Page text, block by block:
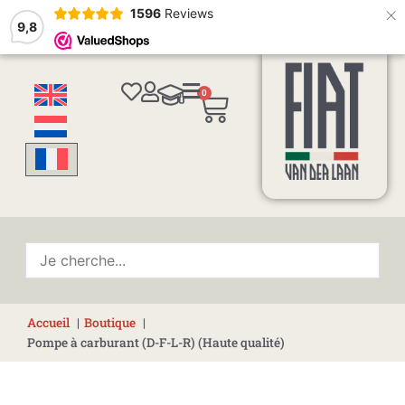
9,8
1596 Reviews ×
0
Panier
Accueil
Boutique
Pompe à carburant (D-F-L-R) (Haute qualité)